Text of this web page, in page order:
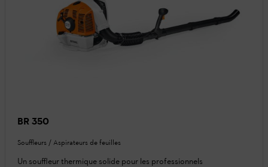
BR 350
Souffleurs / Aspirateurs de feuilles
Un souffleur thermique solide pour les professionnels